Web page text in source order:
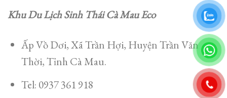
Khu Du Lịch Sinh Thái Cà Mau Eco
Ấp Vồ Dơi, Xã Trần Hợi, Huyện Trần Văn
Thời, Tỉnh Cà Mau.
Tel: 0937 361 918